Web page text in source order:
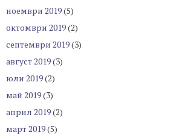
ноември 2019(5)
октомври 2019(2)
септември 2019(3)
август 2019(3)
юли 2019(2)
май 2019(3)
април 2019(2)
март 2019(5)